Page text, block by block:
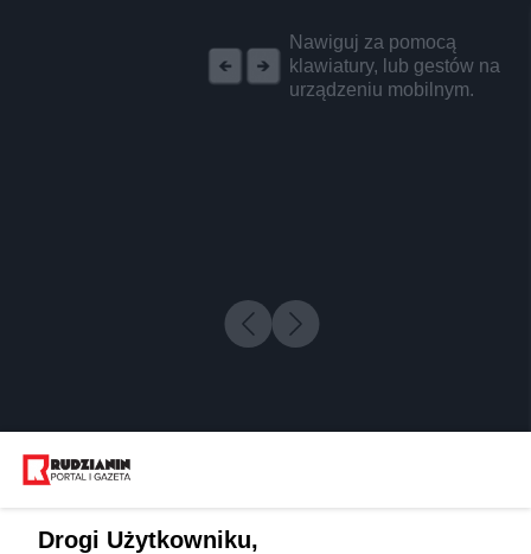
Nawiguj za pomocą
klawiatury, lub gestów na
urządzeniu mobilnym.
Drogi Użytkowniku,